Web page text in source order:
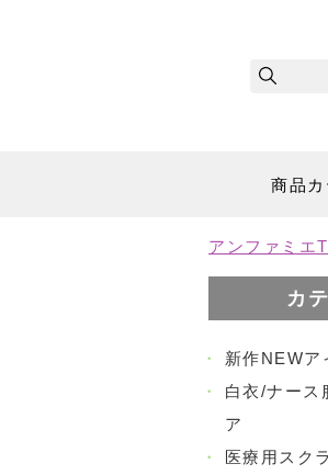
商品カ
アンファミエ
カ
・
新作NEWア
・
白衣/ナース
ア
・
医療用スク